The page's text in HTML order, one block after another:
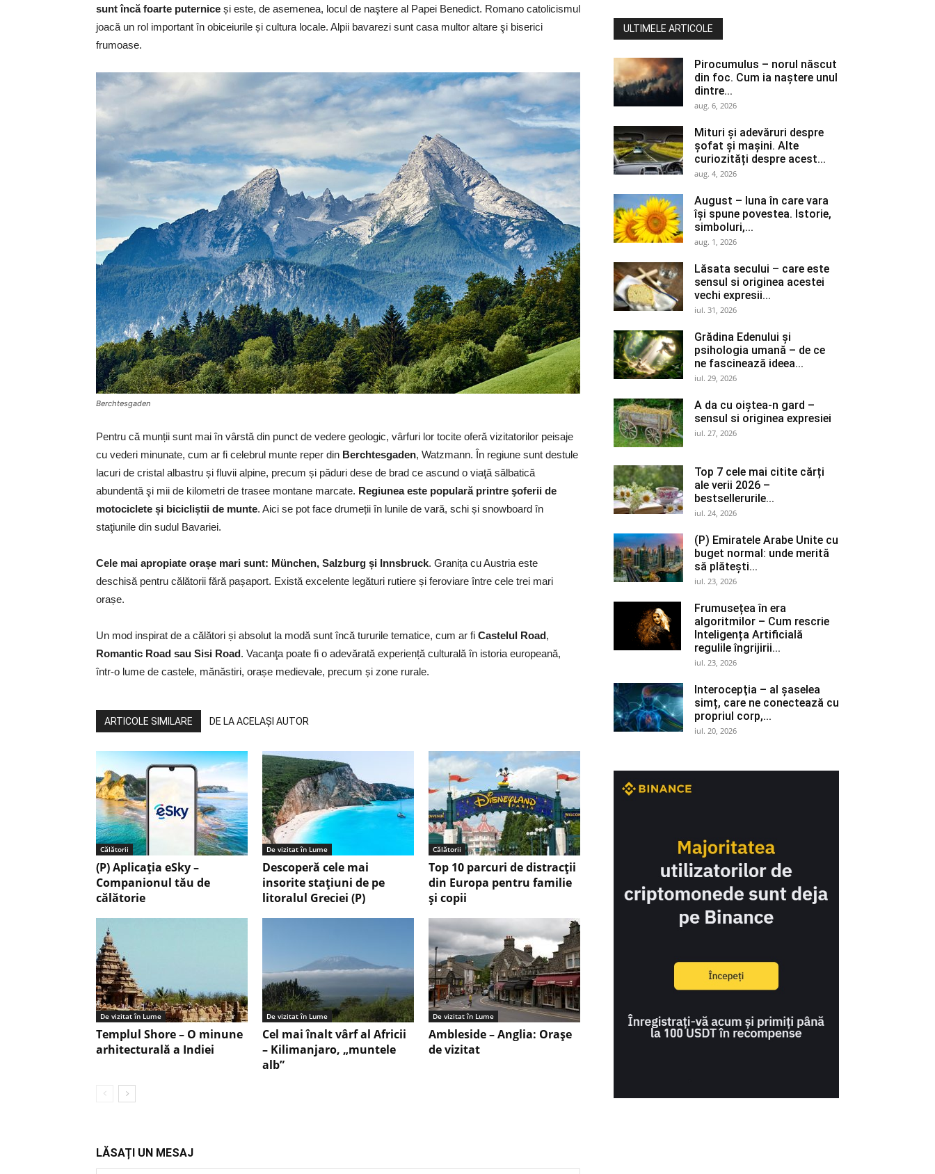
sunt încă foarte puternice și este, de asemenea, locul de naştere al Papei Benedict. Romano catolicismul
joacă un rol important în obiceiurile și cultura locale. Alpii bavarezi sunt casa multor altare şi biserici
frumoase.
Berchtesgaden
Pentru că munții sunt mai în vârstă din punct de vedere geologic, vârfuri lor tocite oferă vizitatorilor peisaje
cu vederi minunate, cum ar fi celebrul munte reper din Berchtesgaden, Watzmann. În regiune sunt destule
lacuri de cristal albastru și fluvii alpine, precum și păduri dese de brad ce ascund o viaţă sălbatică
abundentă şi mii de kilometri de trasee montane marcate. Regiunea este populară printre şoferii de
motociclete și bicicliștii de munte. Aici se pot face drumeții în lunile de vară, schi și snowboard în
staţiunile din sudul Bavariei.
Cele mai apropiate orașe mari sunt: München, Salzburg și Innsbruck. Granița cu Austria este
deschisă pentru călătorii fără pașaport. Există excelente legături rutiere și feroviare între cele trei mari
orașe.
Un mod inspirat de a călători și absolut la modă sunt încă tururile tematice, cum ar fi Castelul Road,
Romantic Road sau Sisi Road. Vacanţa poate fi o adevărată experiență culturală în istoria europeană,
într-o lume de castele, mănăstiri, orașe medievale, precum și zone rurale.
ARTICOLE SIMILARE DE LA ACELAȘI AUTOR
Călătorii
(P) Aplicația eSky –
Companionul tău de
călătorie
De vizitat în Lume
Descoperă cele mai
insorite stațiuni de pe
litoralul Greciei (P)
Călătorii
Top 10 parcuri de distracții
din Europa pentru familie
și copii
De vizitat în Lume
Templul Shore – O minune
arhitecturală a Indiei
De vizitat în Lume
Cel mai înalt vârf al Africii
– Kilimanjaro, „muntele
alb”
De vizitat în Lume
Ambleside – Anglia: Orașe
de vizitat
LĂSAȚI UN MESAJ
ULTIMELE ARTICOLE
Pirocumulus – norul născut
din foc. Cum ia naștere unul
dintre...
aug. 6, 2026
Mituri și adevăruri despre
șofat și mașini. Alte
curiozități despre acest...
aug. 4, 2026
August – luna în care vara
își spune povestea. Istorie,
simboluri,...
aug. 1, 2026
Lăsata secului – care este
sensul si originea acestei
vechi expresii...
iul. 31, 2026
Grădina Edenului și
psihologia umană – de ce
ne fascinează ideea...
iul. 29, 2026
A da cu oiștea-n gard –
sensul si originea expresiei
iul. 27, 2026
Top 7 cele mai citite cărți
ale verii 2026 –
bestsellerurile...
iul. 24, 2026
(P) Emiratele Arabe Unite cu
buget normal: unde merită
să plătești...
iul. 23, 2026
Frumusețea în era
algoritmilor – Cum rescrie
Inteligența Artificială
regulile îngrijirii...
iul. 23, 2026
Interocepţia – al șaselea
simț, care ne conectează cu
propriul corp,...
iul. 20, 2026